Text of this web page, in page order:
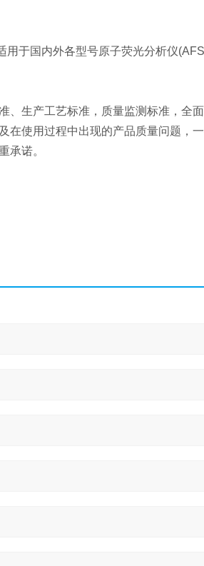
于国内外各型号原子荧光分析仪
、生产工艺标准，质量监测标准，全
在使用过程中出现的产品质量问题，
承诺。